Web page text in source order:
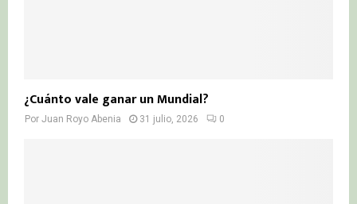
¿Cuánto vale ganar un Mundial?
Por Juan Royo Abenia 31 julio, 2026 0